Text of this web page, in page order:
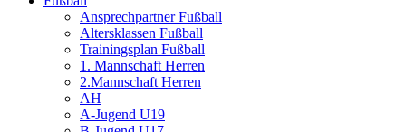
Ansprechpartner Fußball
Altersklassen Fußball
Trainingsplan Fußball
1. Mannschaft Herren
2.Mannschaft Herren
AH
A-Jugend U19